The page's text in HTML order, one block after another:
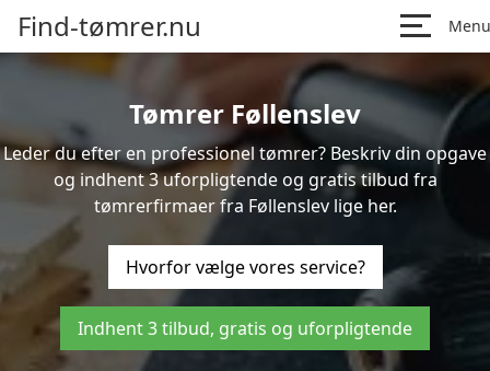
Find-tømrer.nu Menu
Tømrer Føllenslev
Leder du efter en professionel tømrer? Beskriv din opgave
og indhent 3 uforpligtende og gratis tilbud fra
tømrerfirmaer fra Føllenslev lige her.
Hvorfor vælge vores service?
Indhent 3 tilbud, gratis og uforpligtende